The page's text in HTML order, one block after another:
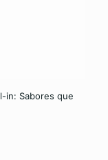
in: Sabores que